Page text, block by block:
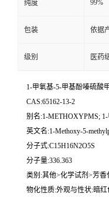
纯度 99%
包装 依据
级别 医药
1-甲氧基-5-甲基酚嗪硫酸
CAS:65162-13-2
别名:1-METHOXYPMS;
英文名:1-Methoxy-5-
分子式:C15H16N2O5S
分子量:336.363
类别:其他>化学试剂>芳香
物化性质:外观与性状:暗